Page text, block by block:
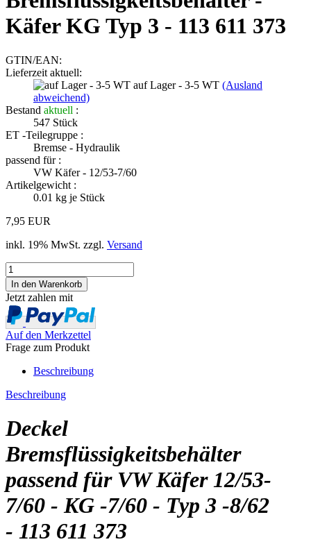
Käfer KG Typ 3 - 113 611 373
GTIN/EAN:
Lieferzeit aktuell:
auf Lager - 3-5 WT (Ausland
abweichend)
Bestand aktuell :
547 Stück
ET -Teilegruppe :
Bremse - Hydraulik
passend für :
VW Käfer - 12/53-7/60
Artikelgewicht :
0.01 kg je Stück
7,95 EUR
inkl. 19% MwSt. zzgl. Versand
Jetzt zahlen mit
Auf den Merkzettel
Frage zum Produkt
Beschreibung
Beschreibung
Deckel
Bremsflüssigkeitsbehälter
passend für VW Käfer 12/53-
7/60 - KG -7/60 - Typ 3 -8/62
- 113 611 373